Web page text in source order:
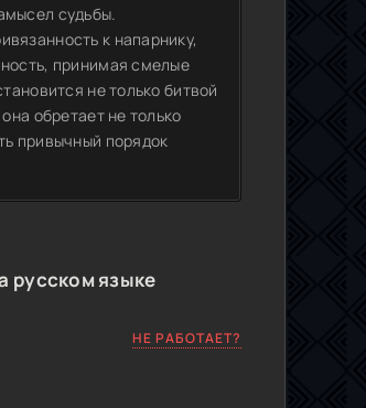
судьбы.
к напарнику,
принимая смелые
не только битвой
обретает не только
привычный порядок
русском языке
НЕ РАБОТАЕТ?